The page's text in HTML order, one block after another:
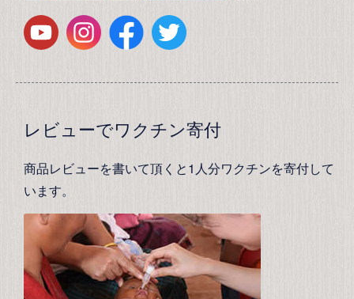
レビューでワクチン寄付
商品レビューを書いて頂くと1人分ワクチンを寄付して
います。